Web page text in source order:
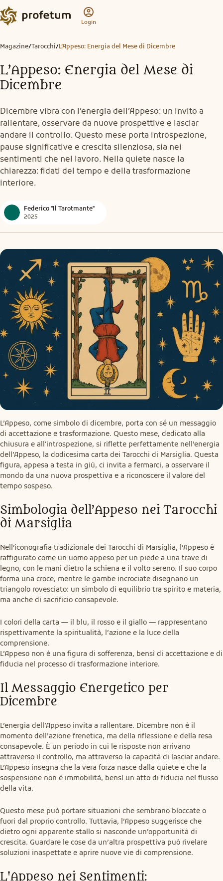
Login
Magazine/Tarocchi/L’Appeso: Energia del Mese di Dicembre
L’Appeso: Energia del Mese di
Dicembre
Dicembre vibra con l’energia dell’Appeso: un invito a
rallentare, osservare da nuove prospettive e lasciar
andare il controllo. Questo mese porta introspezione,
pause significative e crescita silenziosa, sia nei
sentimenti che nel lavoro. Nella quiete nasce la
chiarezza: fidati del tempo e della trasformazione
interiore.
Federico "Il Tarotmante"
2025
L’Appeso, come simbolo di dicembre, porta con sé un messaggio
di accettazione e trasformazione. Questo mese, dedicato alla
chiusura e all'introspezione, si riflette perfettamente nell’energia
dell’Appeso, la dodicesima carta dei Tarocchi di Marsiglia. Questa
figura, appesa a testa in giù, ci invita a fermarci, a osservare il
mondo da una nuova prospettiva e a riconoscere il valore del
tempo sospeso.
Simbologia dell’Appeso nei Tarocchi
di Marsiglia
Nell’iconografia tradizionale dei Tarocchi di Marsiglia, l’Appeso è
raffigurato come un uomo appeso per un piede a una trave di
legno, con le mani dietro la schiena e il volto sereno. Il suo corpo
forma una croce, mentre le gambe incrociate disegnano un
triangolo rovesciato: un simbolo di equilibrio tra spirito e materia,
ma anche di sacrificio consapevole.
I colori della carta — il blu, il rosso e il giallo — rappresentano
rispettivamente la spiritualità, l’azione e la luce della
comprensione.
L’Appeso non è una figura di sofferenza, bensì di accettazione e di
fiducia nel processo di trasformazione interiore.
Il Messaggio Energetico per
Dicembre
L’energia dell’Appeso invita a rallentare. Dicembre non è il
momento dell’azione frenetica, ma della riflessione e della resa
consapevole. È un periodo in cui le risposte non arrivano
attraverso il controllo, ma attraverso la capacità di lasciar andare.
L’Appeso insegna che la vera forza nasce dalla quiete e che la
sospensione non è immobilità, bensì un atto di fiducia nel flusso
della vita.
Questo mese può portare situazioni che sembrano bloccate o
fuori dal proprio controllo. Tuttavia, l’Appeso suggerisce che
dietro ogni apparente stallo si nasconde un’opportunità di
crescita. Guardare le cose da un’altra prospettiva può rivelare
soluzioni inaspettate e aprire nuove vie di comprensione.
L'Appeso nei Sentimenti: